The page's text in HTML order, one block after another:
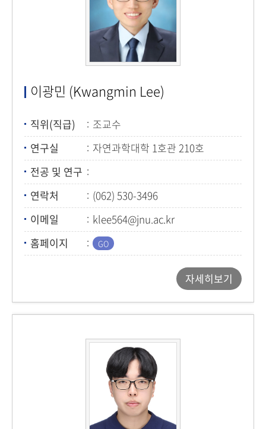
이광민 (Kwangmin Lee)
직위(직급)
조교수
연구실
자연과학대학 1호관 210호
전공 및 연구
연락처
(062) 530-3496
이메일
klee564@jnu.ac.kr
홈페이지
자세히보기